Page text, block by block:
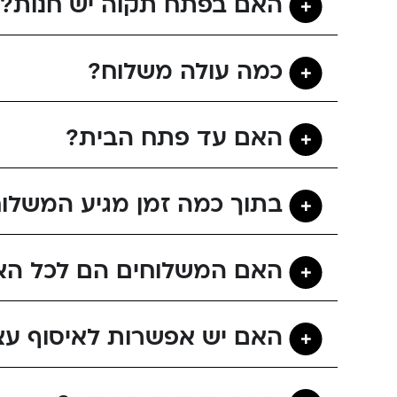
האם בפתח תקוה יש חנות?
כמה עולה משלוח?
האם עד פתח הבית?
בתוך כמה זמן מגיע
האם המשלוחים הם לכל
האם יש אפשרות לאיסוף